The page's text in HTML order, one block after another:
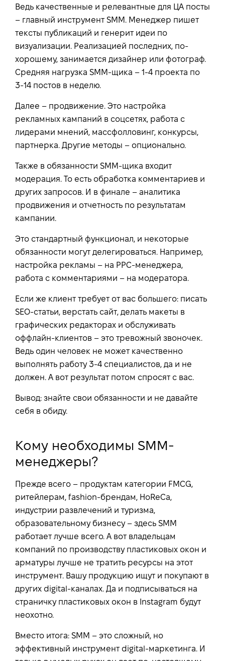
Ведь качественные и релевантные для ЦА посты
– главный инструмент SMM. Менеджер пишет
тексты публикаций и генерит идеи по
визуализации. Реализацией последних, по-
хорошему, занимается дизайнер или фотограф.
Средняя нагрузка SMM-щика – 1-4 проекта по
3-14 постов в неделю.
Далее – продвижение. Это настройка
рекламных кампаний в соцсетях, работа с
лидерами мнений, массфолловинг, конкурсы,
партнерка. Другие методы – опционально.
Также в обязанности SMM-щика входит
модерация. То есть обработка комментариев и
других запросов. И в финале – аналитика
продвижения и отчетность по результатам
кампании.
Это стандартный функционал, и некоторые
обязанности могут делегироваться. Например,
настройка рекламы – на PPC-менеджера,
работа с комментариями – на модератора.
Если же клиент требует от вас большего: писать
SEO-статьи, верстать сайт, делать макеты в
графических редакторах и обслуживать
оффлайн-клиентов – это тревожный звоночек.
Ведь один человек не может качественно
выполнять работу 3-4 специалистов, да и не
должен. А вот результат потом спросят с вас.
Вывод: знайте свои обязанности и не давайте
себя в обиду.
Кому необходимы SMM-
менеджеры?
Прежде всего – продуктам категории FMCG,
ритейлерам, fashion-брендам, HoReCa,
индустрии развлечений и туризма,
образовательному бизнесу – здесь SMM
работает лучше всего. А вот владельцам
компаний по производству пластиковых окон и
арматуры лучше не тратить ресурсы на этот
инструмент. Вашу продукцию ищут и покупают в
других digital-каналах. Да и подписываться на
страничку пластиковых окон в Instagram будут
неохотно.
Вместо итога: SMM – это сложный, но
эффективный инструмент digital-маркетинга. И